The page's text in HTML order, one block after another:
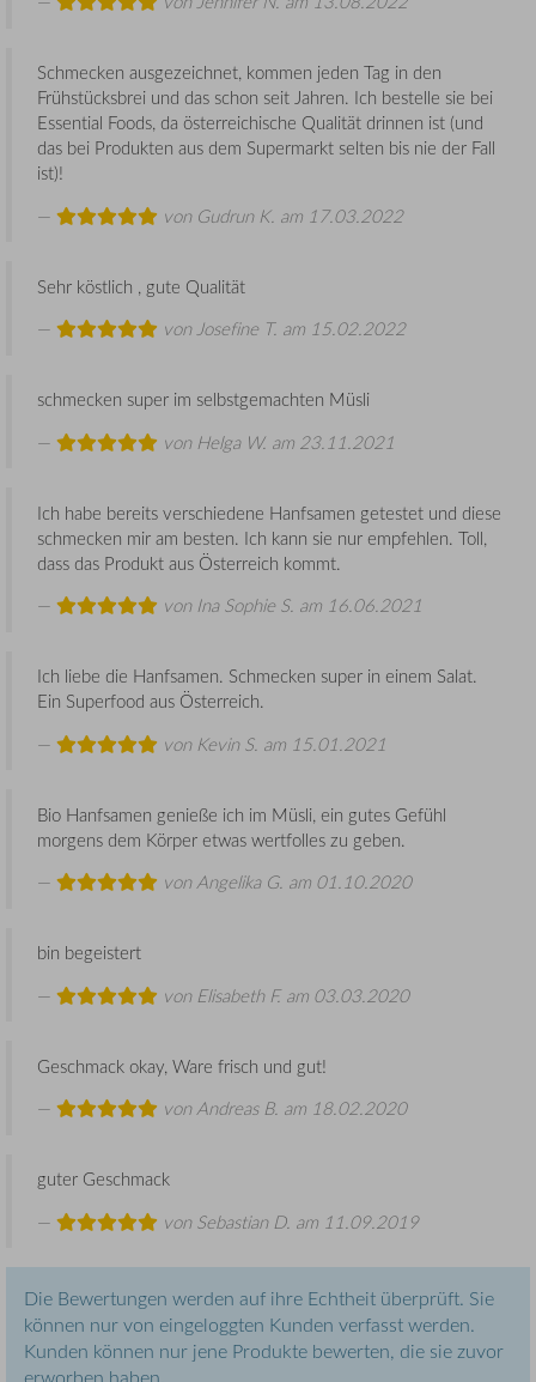
Schmecken ausgezeichnet, kommen jeden Tag in den
Frühstücksbrei und das schon seit Jahren. Ich bestelle sie bei
Essential Foods, da österreichische Qualität drinnen ist (und
das bei Produkten aus dem Supermarkt selten bis nie der Fall
ist)!
von Gudrun K. am 17.03.2022
Sehr köstlich , gute Qualität
vonJosefine T. am 15.02.2022
schmecken super im selbstgemachten Müsli
von Helga W. am 23.11.2021
Ich habe bereits verschiedene Hanfsamen getestet und diese
schmecken mir am besten. Ich kann sie nur empfehlen. Toll,
dass das Produkt aus Österreich kommt.
von Ina Sophie S. am 16.06.2021
Ich liebe die Hanfsamen. Schmecken super in einem Salat.
Ein Superfood aus Österreich.
von Kevin S. am 15.01.2021
Bio Hanfsamen genieße ich im Müsli, ein gutes Gefühl
morgens dem Körper etwas wertfolles zu geben.
vonAngelika G. am 01.10.2020
bin begeistert
von Elisabeth F.am 03.03.2020
Geschmack okay, Ware frisch und gut!
vonAndreas B. am 18.02.2020
guter Geschmack
von Sebastian D. am 11.09.2019
Die Bewertungen werden auf ihre Echtheit überprüft. Sie
können nur von eingeloggten Kunden verfasst werden.
Kunden können nur jene Produkte bewerten, die sie zuvor